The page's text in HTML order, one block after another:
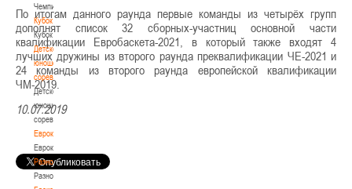
Чемпионат
Кубок
Кубок
Детско-
юношеские
соревнования
Детско-
юношеские
соревнования
Еврокубки
Еврокубки
Разное
Разное
По итогам данного раунда первые команды из четырёх групп
дополнят список 32 сборных-участниц основной части
квалификации Евробаскета-2021, в который также входят 4
лучших дружины из второго раунда преквалификации ЧЕ-2021 и
24 команды из второго раунда европейской квалификации
ЧМ-2019.
10.07.2019